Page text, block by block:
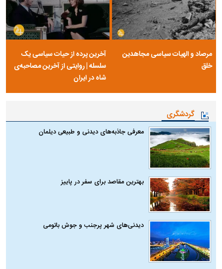
مرصاد و الهیات سیاسی مجاهدین
خلق
آخرین پرده از حیات سیاسی یک
سلسله | روایتی از آخرین مصاحبه‌ی
شاه در ایران
گردشگری
معرفی جاذبه‌های دیدنی و طبیعی دیلمان
بهترین مقاصد برای سفر در پاییز
دیدنی‌های شهر پرجنب و جوش باتومی